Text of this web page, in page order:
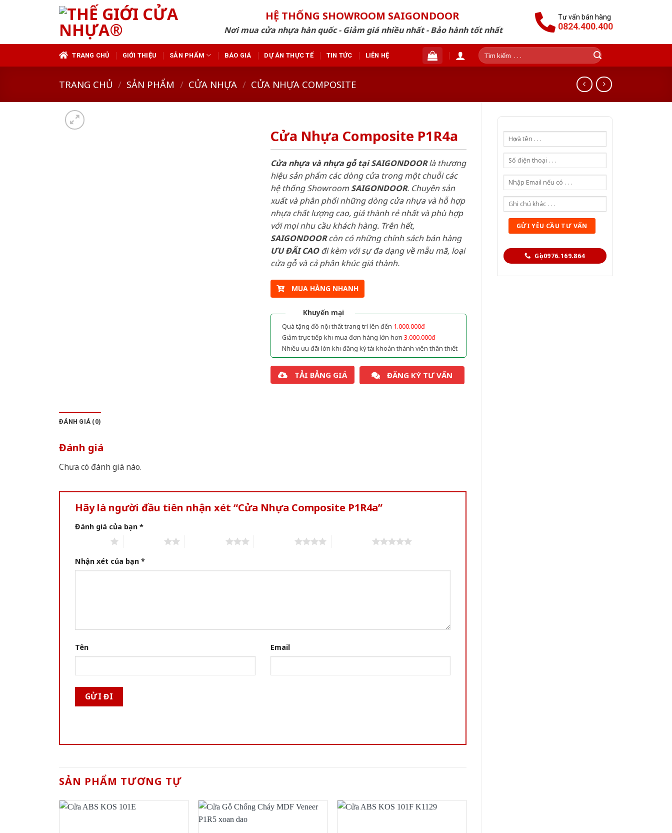
HỆ THỐNG SHOWROOM SAIGONDOOR
Nơi mua cửa nhựa hàn quốc - Giảm giá nhiều nhất - Bảo hành tốt nhất
Tư vấn bán hàng
0824.400.400
TRANG CHỦ GIỚI THIỆU SẢN PHẨM BÁO GIÁ DỰ ÁN THỰC TẾ TIN TỨC LIÊN HỆ
Tìm
kiếm:
TRANG CHỦ / SẢN PHẨM / CỬA NHỰA / CỬA NHỰA COMPOSITE
Gọi 0976.169.864
Cửa Nhựa Composite P1R4a
Cửa nhựa và nhựa gỗ tại SAIGONDOORlà thương
hiệu sản phẩm các dòng cửa trong một chuỗi các
hệ thống ShowroomSAIGONDOOR. Chuyên sản
xuất và phân phối những dòng cửa nhựa và hỗ hợp
nhựa chất lượng cao, giá thành rẻ nhất và phù hợp
với mọi nhu cầu khách hàng. Trên hết,
SAIGONDOORcòn có những chính sách bán hàng
ƯU ĐÃI CAOđi kèm với sự đa dạng về mẫu mã, loại
cửa gỗ và cả phân khúc giá thành.
MUA HÀNG NHANH
Khuyến mại
Quà tặng đồ nội thất trang trí lên đến 1.000.000đ
Giảm trực tiếp khi mua đơn hàng lớn hơn 3.000.000đ
Nhiều ưu đãi lớn khi đăng ký tài khoản thành viên thân thiết
TẢI BẢNG GIÁ ĐĂNG KÝ TƯ VẤN
ĐÁNH GIÁ (0)
Đánh giá
Chưa có đánh giá nào.
Hãy là người đầu tiên nhận xét “Cửa Nhựa Composite P1R4a”
Đánh giá của bạn *
Nhận xét của bạn *
Tên Email
SẢN PHẨM TƯƠNG TỰ